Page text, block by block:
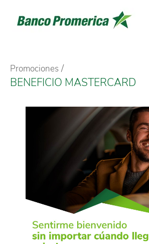
Promociones
BENEFICIO MASTERCARD